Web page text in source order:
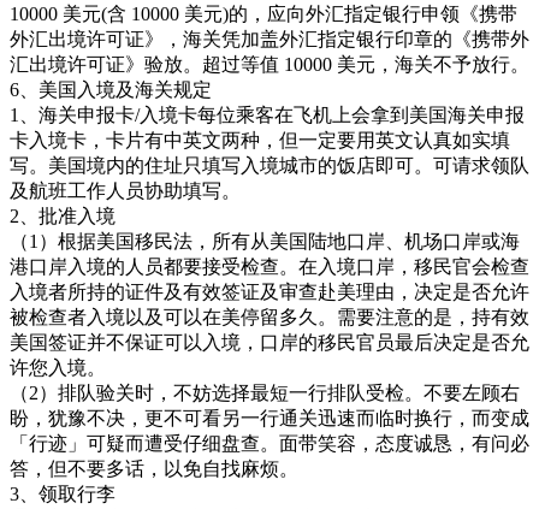
10000 美元(含 10000 美元)的，应向外汇指定银行申领《携带
外汇出境许可证》，海关凭加盖外汇指定银行印章的《携带外
汇出境许可证》验放。超过等值 10000 美元，海关不予放行。
6、美国入境及海关规定
1、海关申报卡/入境卡每位乘客在飞机上会拿到美国海关申报
卡入境卡，卡片有中英文两种，但一定要用英文认真如实填
写。美国境内的住址只填写入境城市的饭店即可。可请求领队
及航班工作人员协助填写。
2、批准入境
（1）根据美国移民法，所有从美国陆地口岸、机场口岸或海
港口岸入境的人员都要接受检查。在入境口岸，移民官会检查
入境者所持的证件及有效签证及审查赴美理由，决定是否允许
被检查者入境以及可以在美停留多久。需要注意的是，持有效
美国签证并不保证可以入境，口岸的移民官员最后决定是否允
许您入境。
（2）排队验关时，不妨选择最短一行排队受检。不要左顾右
盼，犹豫不决，更不可看另一行通关迅速而临时换行，而变成
「行迹」可疑而遭受仔细盘查。面带笑容，态度诚恳，有问必
答，但不要多话，以免自找麻烦。
3、领取行李